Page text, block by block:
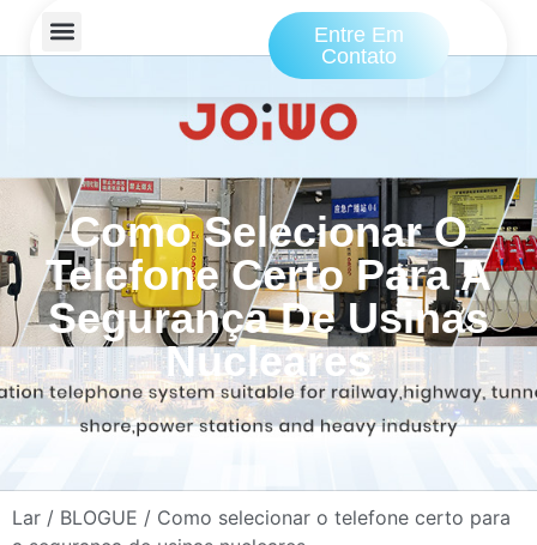
Entre Em
Contato
Como Selecionar O
Telefone Certo Para A
Segurança De Usinas
Nucleares
Lar / BLOGUE / Como selecionar o telefone certo para